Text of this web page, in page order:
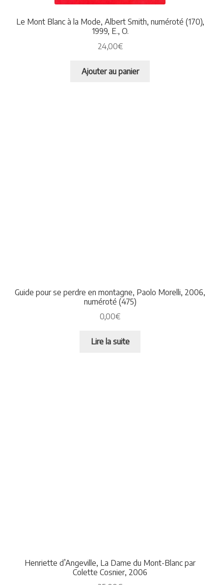
Le Mont Blanc à la Mode, Albert Smith, numéroté (170),
1999, E., O.
24,00€
Ajouter au panier
Guide pour se perdre en montagne, Paolo Morelli, 2006,
numéroté (475)
0,00€
Lire la suite
Henriette d’Angeville, La Dame du Mont-Blanc par
Colette Cosnier, 2006